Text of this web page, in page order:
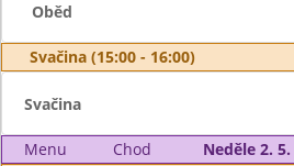
Oběd
Svačina (15:00 - 16:00)
Svačina
Menu Chod
Neděle 2. 5.